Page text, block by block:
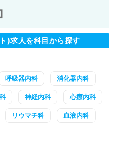
)求人を科目から探す
呼吸器内科 消化器内科
神経内科 心療内科
リウマチ科 血液内科